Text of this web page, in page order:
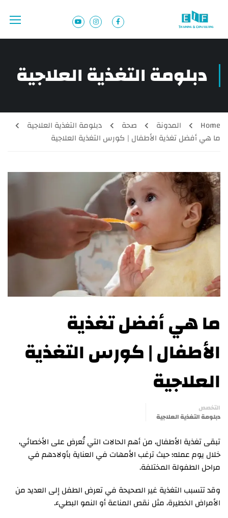
دبلومة التغذية العلاجية
Home المدونة صحة
دبلومة التغذية العلاجية
ما هي أفضل تغذية الأطفال | كورس التغذية العلاجية
ما هي أفضل تغذية
الأطفال | كورس التغذية
العلاجية
التخصص
دبلومة التغذية العلاجية
تبقى تغذية الأطفال، من أهم الحالات التي تُعرض على الأخصائي،
خلال يوم عمله؛ حيث ترغب الأمهات في العناية بأولادهم في
مراحل الطفولة المختلفة.
وقد تتسبب التغذية غير الصحيحة في تعرض الطفل إلى العديد من
الأمراض الخطيرة، مثل نقص المناعة أو النمو البطيء.